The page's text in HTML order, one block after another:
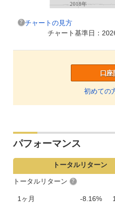
2018年
チャートの見方
チャート基準日：
口座
初めての
パフォーマンス
トータルリターン
トータルリターン
1ヶ月 -8.16%